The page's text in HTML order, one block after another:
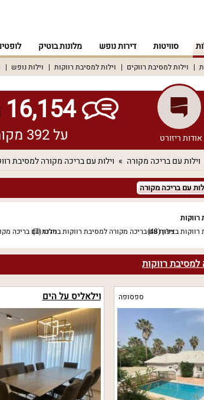
סוויטות דירות נופש מלונות בוטיק
וילות למסיבת רווקים וילות למסיבת רווקות וילות נופש
אודות ריזורט
16,154 חוות דעת אמיתיות!
על 392 מקומות אירוח שונים ברחבי הארץ
וילות עם בריכה מקורה וילות עם בריכה מקורה למסיבת
עם בריכה מקורה
רווקות
בצפון(48)
וילות עם בריכה מקורה למסיבת רווקות במרכז(7)
וילות עם בריכה
למסיבת רווקות
ספסופה וילאליס על הים